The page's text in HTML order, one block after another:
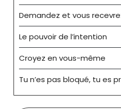
Demandez et vous
Le pouvoir de l’intention
Croyez en vous-même
Tu n’es pas bloqué, tu es